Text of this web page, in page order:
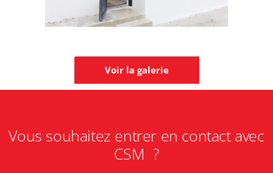
Voir la galerie
Vous souhaitez entrer en contact avec
CSM ?